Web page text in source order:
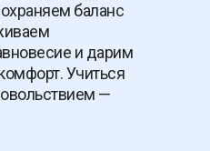
баланс
и дарим
Учиться
—